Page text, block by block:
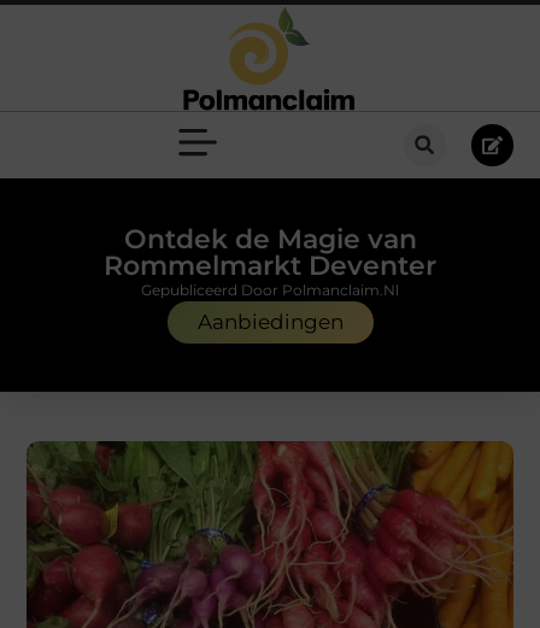
Ontdek de Magie van
Rommelmarkt Deventer
Aanbiedingen
Gepubliceerd Door Polmanclaim.nl